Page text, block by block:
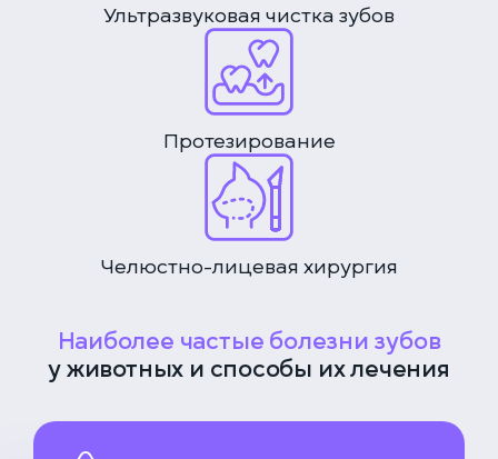
Ультразвуковая чистка зубов
Протезирование
Челюстно-лицевая хирургия
Наиболее частые болезни зубов
у животных и способы их лечения